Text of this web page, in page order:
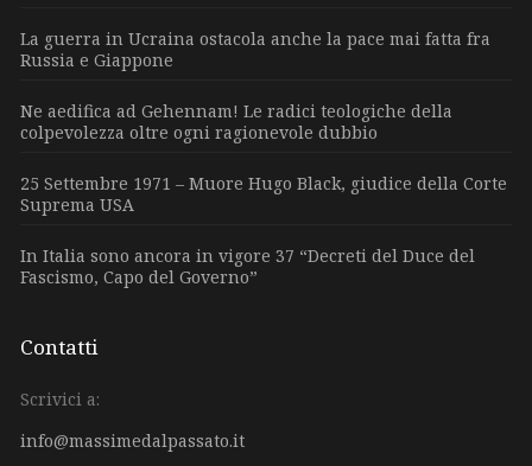
La guerra in Ucraina ostacola anche la pace mai fatta fra
Russia e Giappone
Ne aedifica ad Gehennam! Le radici teologiche della
colpevolezza oltre ogni ragionevole dubbio
25 Settembre 1971 – Muore Hugo Black, giudice della Corte
Suprema USA
In Italia sono ancora in vigore 37 “Decreti del Duce del
Fascismo, Capo del Governo”
Contatti
Scrivici a:
info@massimedalpassato.it